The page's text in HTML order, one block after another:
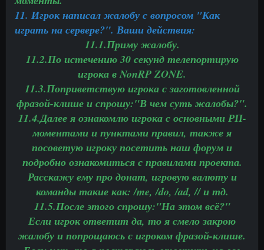
11. Игрок написал жалобу с вопросом "Как
играть на сервере?". Ваши действия:
11.1.Приму жалобу.
11.2.По истечению 30 секунд телепортирую
игрока в NonRP ZONE.
11.3.Поприветствую игрока с заготовленной
фразой-клише и спрошу:"В чем суть жалобы?".
11.4.Далее я ознакомлю игрока с основными РП-
моментами и пунктами правил, также я
посоветую игроку посетить наш форум и
подробно ознакомиться с правилами проекта.
Расскажу ему про донат, игровую валюту и
команды такие как: /me, /do, /ad, // и тд.
11.5.После этого спрошу:"На этом всё?"
Если игрок ответит да, то я смело закрою
жалобу и попрощаюсь с игроком фразой-клише.